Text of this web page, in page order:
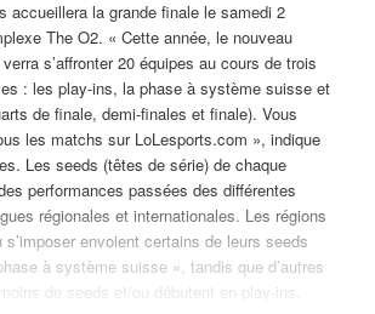
accueillera la grande finale le samedi 2
The O2. « Cette année, le nouveau
s’affronter 20 équipes au cours de trois
: les play-ins, la phase à système suisse et
de finale, demi-finales et finale). Vous
les matchs sur LoLesports.com », indique
Les seeds (têtes de série) de chaque
performances passées des différentes
régionales et internationales. Les régions
envoient certains de leurs seeds
à système suisse », tandis que d’autres
de seeds et/ou débutent en play-ins.